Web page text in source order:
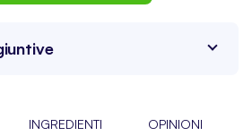
INGREDIENTI OPINIONI